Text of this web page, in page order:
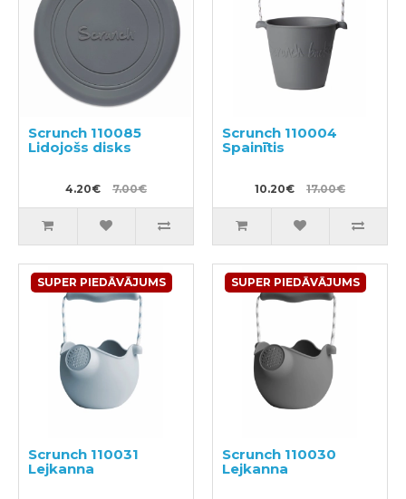
Scrunch 110085
Lidojošs disks
4.20€ 7.00€
Scrunch 110004
Spainītis
10.20€ 17.00€
SUPER PIEDĀVĀJUMS
Scrunch 110031
Lejkanna
SUPER PIEDĀVĀJUMS
Scrunch 110030
Lejkanna